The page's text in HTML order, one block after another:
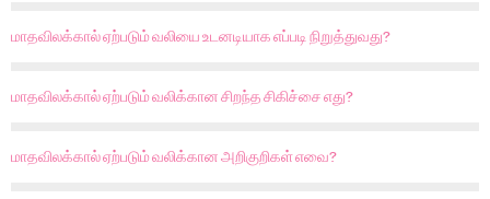
மாதவிலக்கால் ஏற்படும் வலியை உடனடியாக எப்படி நிறுத்துவது?
மாதவிலக்கால் ஏற்படும் வலிக்கான சிறந்த சிகிச்சை எது?
மாதவிலக்கால் ஏற்படும் வலிக்கான அறிகுறிகள் எவை?